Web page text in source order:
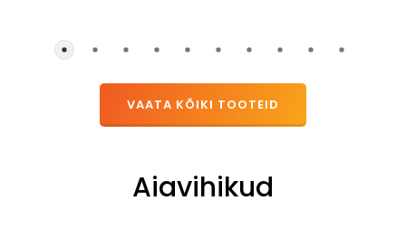
VAATA KÕIKI TOOTEID
Aiavihikud